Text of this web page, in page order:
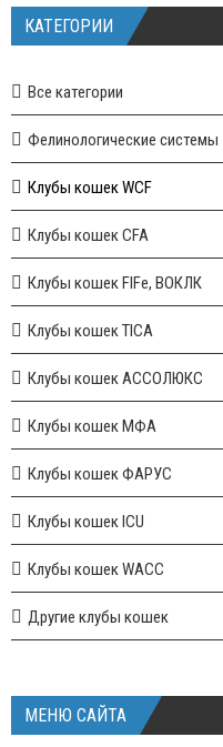
КАТЕГОРИИ
Все категории
Фелинологические системы
Клубы кошек WCF
Клубы кошек CFA
Клубы кошек FIFe, ВОКЛК
Клубы кошек TICA
Клубы кошек АССОЛЮКС
Клубы кошек МФА
Клубы кошек ФАРУС
Клубы кошек ICU
Клубы кошек WACC
Другие клубы кошек
МЕНЮ САЙТА